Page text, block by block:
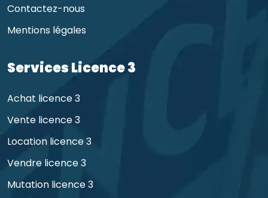
Contactez-nous
Mentions légales
Services Licence 3
Achat licence 3
Vente licence 3
Location licence 3
Vendre licence 3
Mutation licence 3